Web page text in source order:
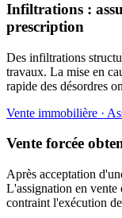
Infiltrations :
prescription
Des infiltrations
travaux. La mise en
rapide des désordres
Vente immobilière ·
Vente forcée
Après acceptation
L'assignation en vente
contraint l'exécution